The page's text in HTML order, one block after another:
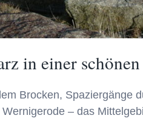
in einer
Brocken, Spaziergänge
– das